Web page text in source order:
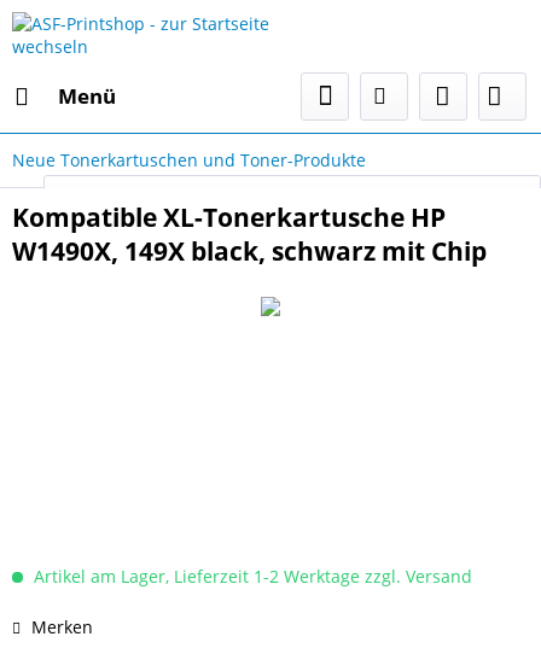
Menü
Select Language
Neue Tonerkartuschen und Toner-Produkte
Kompatible XL-Tonerkartusche HP
W1490X, 149X black, schwarz mit Chip
Artikel am Lager, Lieferzeit 1-2 Werktage zzgl. Versand
Merken